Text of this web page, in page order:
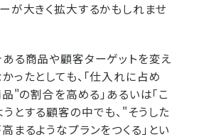
が大きく拡大するかもしれませ
る商品や顧客ターゲットを変え
ったとしても、「仕入れに占め
"の割合を高める」あるいは「こ
とする顧客の中でも、"そうした
まるようなプランをつくる」とい